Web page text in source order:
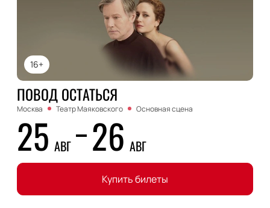
16+
ПОВОД ОСТАТЬСЯ
Москва Театр Маяковского Основная сцена
25 АВГ 26 АВГ
Купить билеты